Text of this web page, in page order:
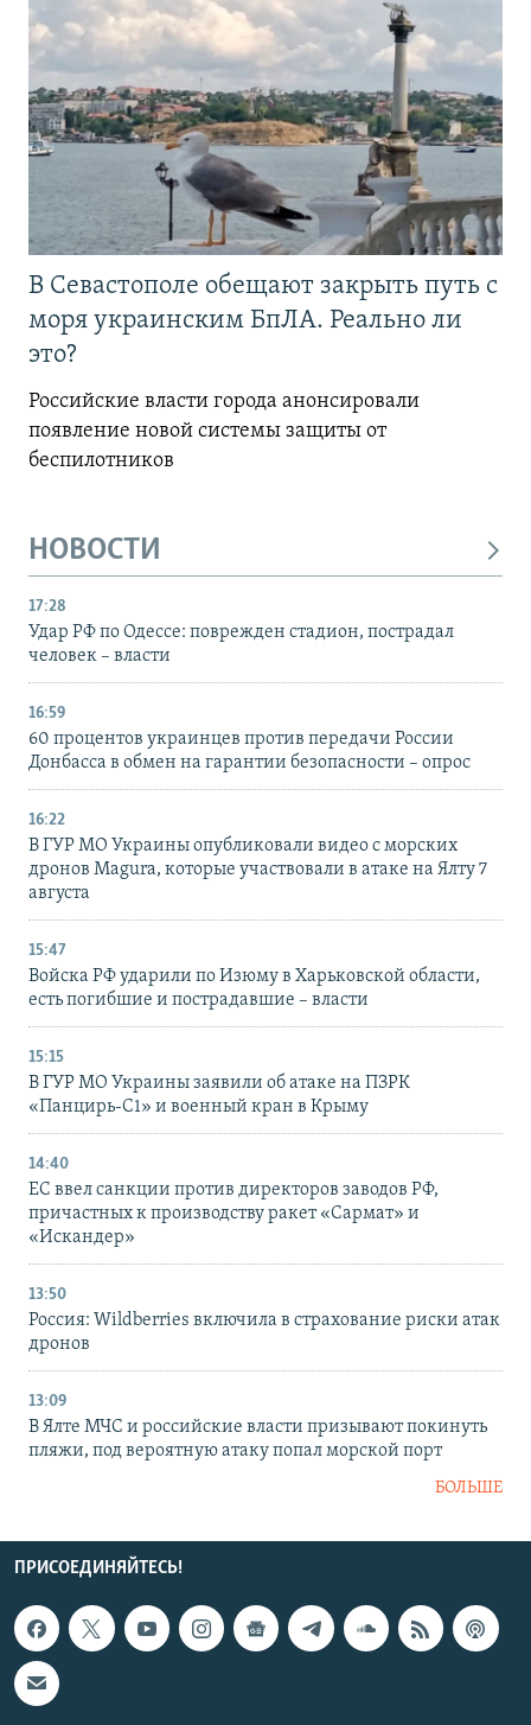
В Севастополе обещают закрыть путь с
моря украинским БпЛА. Реально ли
это?
Российские власти города анонсировали
появление новой системы защиты от
беспилотников
НОВОСТИ
17:28
Удар РФ по Одессе: поврежден стадион, пострадал
человек – власти
16:59
60 процентов украинцев против передачи России
Донбасса в обмен на гарантии безопасности – опрос
16:22
В ГУР МО Украины опубликовали видео с морских
дронов Magura, которые участвовали в атаке на Ялту 7
августа
15:47
Войска РФ ударили по Изюму в Харьковской области,
есть погибшие и пострадавшие – власти
15:15
В ГУР МО Украины заявили об атаке на ПЗРК
«Панцирь-С1» и военный кран в Крыму
14:40
ЕС ввел санкции против директоров заводов РФ,
причастных к производству ракет «Сармат» и
«Искандер»
13:50
Россия: Wildberries включила в страхование риски атак
дронов
13:09
В Ялте МЧС и российские власти призывают покинуть
пляжи, под вероятную атаку попал морской порт
БОЛЬШЕ
ПРИСОЕДИНЯЙТЕСЬ!